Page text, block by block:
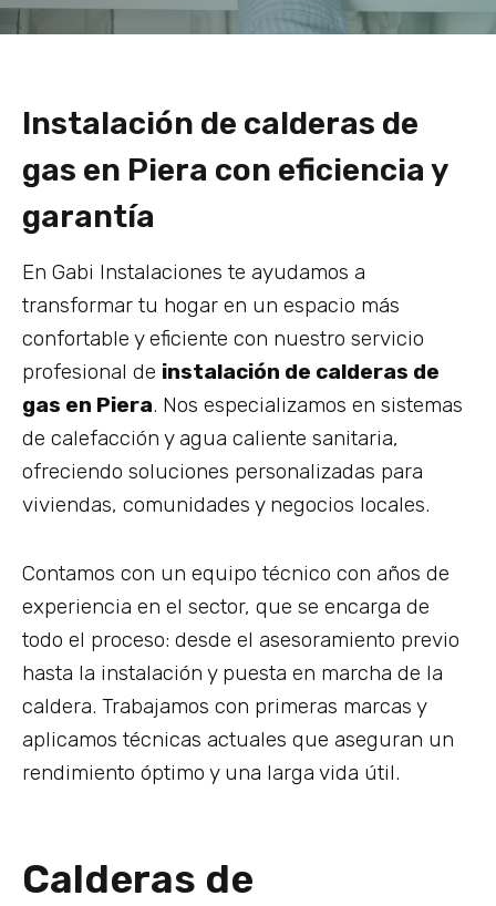
Instalación de calderas de
gas en Piera con eficiencia y
garantía
En Gabi Instalaciones te ayudamos a
transformar tu hogar en un espacio más
confortable y eficiente con nuestro servicio
profesional de instalación de calderas de
gas en Piera. Nos especializamos en sistemas
de calefacción y agua caliente sanitaria,
ofreciendo soluciones personalizadas para
viviendas, comunidades y negocios locales.
Contamos con un equipo técnico con años de
experiencia en el sector, que se encarga de
todo el proceso: desde el asesoramiento previo
hasta la instalación y puesta en marcha de la
caldera. Trabajamos con primeras marcas y
aplicamos técnicas actuales que aseguran un
rendimiento óptimo y una larga vida útil.
Calderas de